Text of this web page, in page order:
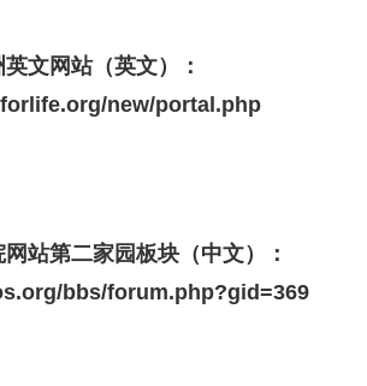
英文网站（英文）：
new/portal.php
第二家园板块（中文）：
bbs/forum.php?gid=369